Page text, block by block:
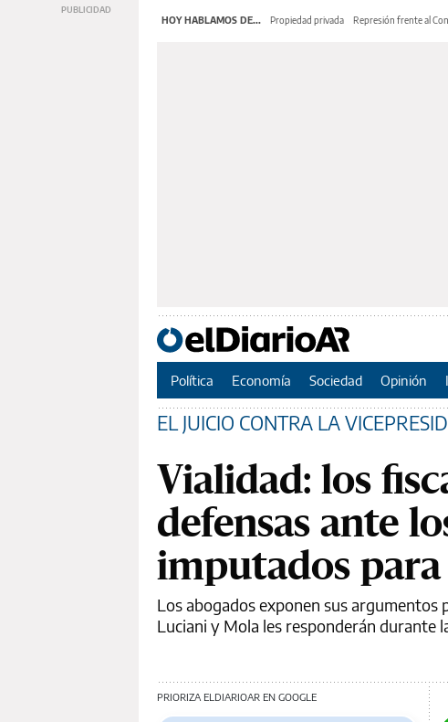
HOY HABLAMOS DE... Propiedad privada Represión frente al
Política Economía Sociedad Opinión
EL JUICIO CONTRA LA
Vialidad: los
defensas ante
imputados
Los abogados exponen sus argumentos
Luciani y Mola les responderán durante
PRIORIZA ELDIARIOAR EN GOOGLE